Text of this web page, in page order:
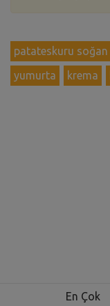
patateskuru soğan
yumurta
krema
En Çok